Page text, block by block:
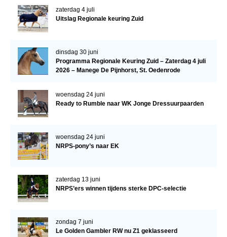
Verrichtingsonderzoek 2020-2021
Sport
Paard te koop
Inloggen
CONTACT
Regio Noord
Regio Midden
Bestuur Regio West
zaterdag 4 juli
Uitslag Regionale keuring Zuid
dinsdag 30 juni
Programma Regionale Keuring Zuid – Zaterdag 4 juli
2026 – Manege De Pijnhorst, St. Oedenrode
woensdag 24 juni
Ready to Rumble naar WK Jonge Dressuurpaarden
woensdag 24 juni
NRPS-pony’s naar EK
zaterdag 13 juni
NRPS’ers winnen tijdens sterke DPC-selectie
zondag 7 juni
Le Golden Gambler RW nu Z1 geklasseerd